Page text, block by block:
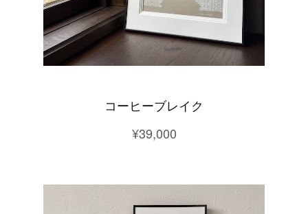
コーヒーブレイク
¥39,000